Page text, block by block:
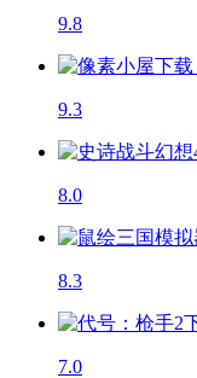
9.8
9.3
8.0
8.3
7.0